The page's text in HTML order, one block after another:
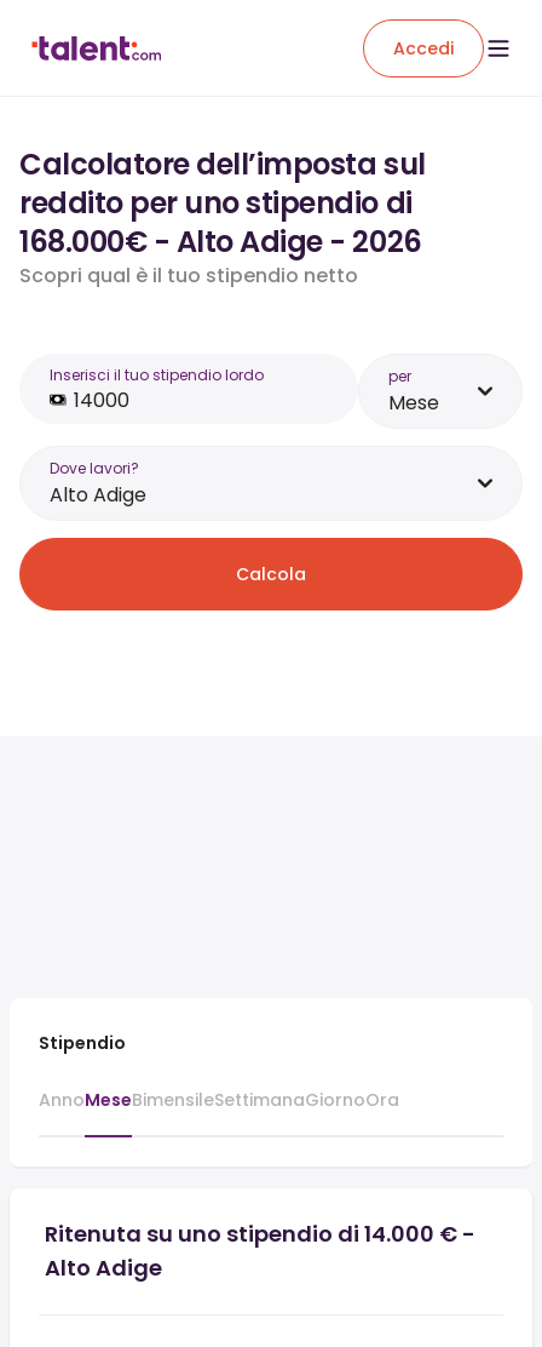
Accedi
Calcolatore dell’imposta sul
reddito per uno stipendio di
168.000€ - Alto Adige - 2026
Scopri qual è il tuo stipendio netto
Inserisci il tuo stipendio lordo per
Mese
Dove lavori?
Alto Adige
Calcola
Stipendio
AnnoMeseBimensileSettimanaGiornoOra
Ritenuta su uno stipendio di 14.000 € -
Alto Adige